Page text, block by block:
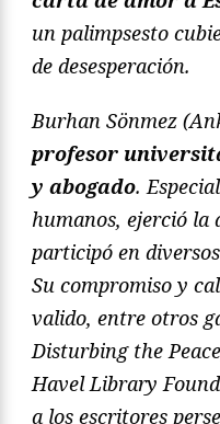
un palimpsesto
de desesperación.
Burhan Sönmez
profesor
y abogado.
humanos, ejerció la
participó en
Su compromiso y
valido, entre otros
Disturbing the
Havel Library
a los escritores